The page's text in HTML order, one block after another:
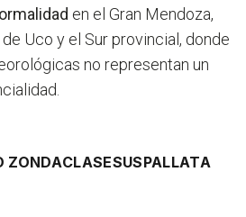
en el Gran Mendoza,
Uco y el Sur provincial, donde
no representan un
ZONDACLASESUSPALLATA